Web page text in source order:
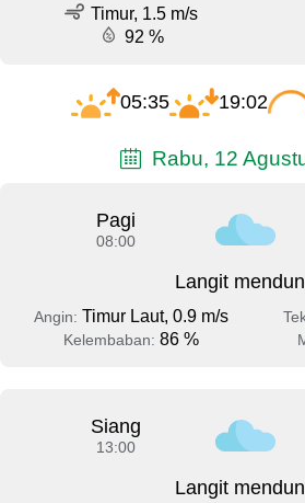
Timur, 1.5 m/s
92 %
05:35 19:02
Rabu, 12
Pagi
08:00
Langit
Angin: Timur Laut, 0.9 m/s
Kelembaban: 86 %
Siang
13:00
Langit